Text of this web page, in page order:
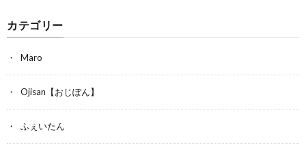
カテゴリー
Maro
Ojisan【おじぽん】
ふぇいたん